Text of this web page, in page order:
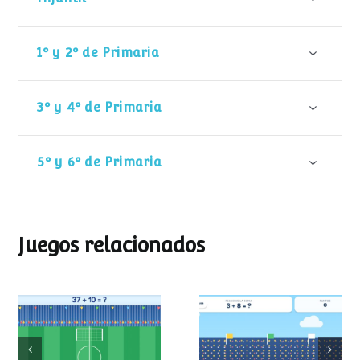
1º y 2º de Primaria
3º y 4º de Primaria
5º y 6º de Primaria
Juegos relacionados
Mundial de
Partido de sumas